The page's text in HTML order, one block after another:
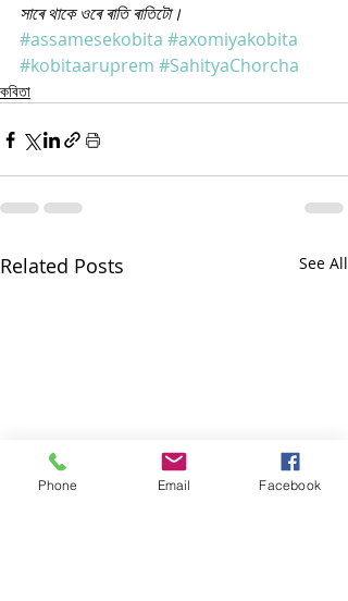
সাৰে থাকে ওৰে ৰাতি ৰাতিটো।
#assamesekobita #axomiyakobita
#kobitaaruprem #SahityaChorcha
কবিতা
Related Posts See All
Phone Email Facebook